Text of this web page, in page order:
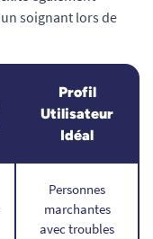
soignant lors de
Profil
Utilisateur
Idéal
Personnes
marchantes
avec troubles